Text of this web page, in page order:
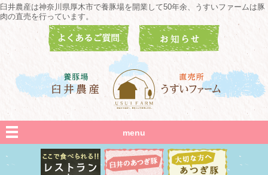
臼井農産は神奈川県厚木市で養豚場を開業して50年余、うすいファームは豚
肉の直売を行っています。
menu